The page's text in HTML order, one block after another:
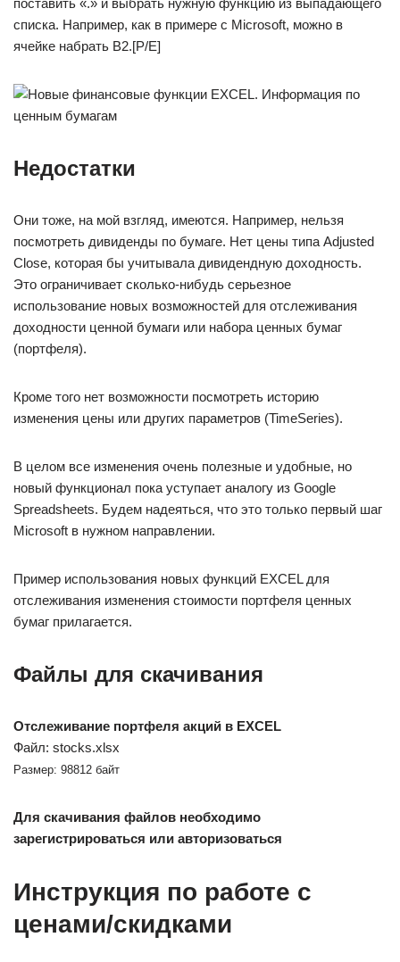
поставить «.» и выбрать нужную функцию из выпадающего
списка. Например, как в примере с Microsoft, можно в
ячейке набрать B2.[P/E]
Недостатки
Они тоже, на мой взгляд, имеются. Например, нельзя
посмотреть дивиденды по бумаге. Нет цены типа Adjusted
Close, которая бы учитывала дивидендную доходность.
Это ограничивает сколько-нибудь серьезное
использование новых возможностей для отслеживания
доходности ценной бумаги или набора ценных бумаг
(портфеля).
Кроме того нет возможности посмотреть историю
изменения цены или других параметров (TimeSeries).
В целом все изменения очень полезные и удобные, но
новый функционал пока уступает аналогу из Google
Spreadsheets. Будем надеяться, что это только первый шаг
Microsoft в нужном направлении.
Пример использования новых функций EXCEL для
отслеживания изменения стоимости портфеля ценных
бумаг прилагается.
Файлы для скачивания
Отслеживание портфеля акций в EXCEL
Файл: stocks.xlsx
Размер: 98812 байт
Для скачивания файлов необходимо
зарегистрироваться или авторизоваться
Инструкция по работе с
ценами/скидками